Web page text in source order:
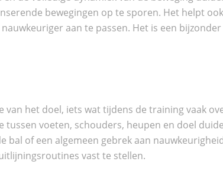
bewegingen op te sporen. Het helpt
aan te passen. Het is een
het doel, iets wat tijdens de training vaak
voeten, schouders, heupen en doel
of een algemeen gebrek aan
vast te stellen.